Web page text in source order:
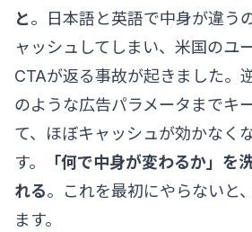
と。日本語と英語で中身が違う
ャッシュしてしまい、米国のユ
CTAが返る事故が起きました。逆
のような広告パラメータまでキ
て、ほぼキャッシュが効かなく
す。
「何で中身が変わるか」を
れる。これを最初にやらないと
ます。